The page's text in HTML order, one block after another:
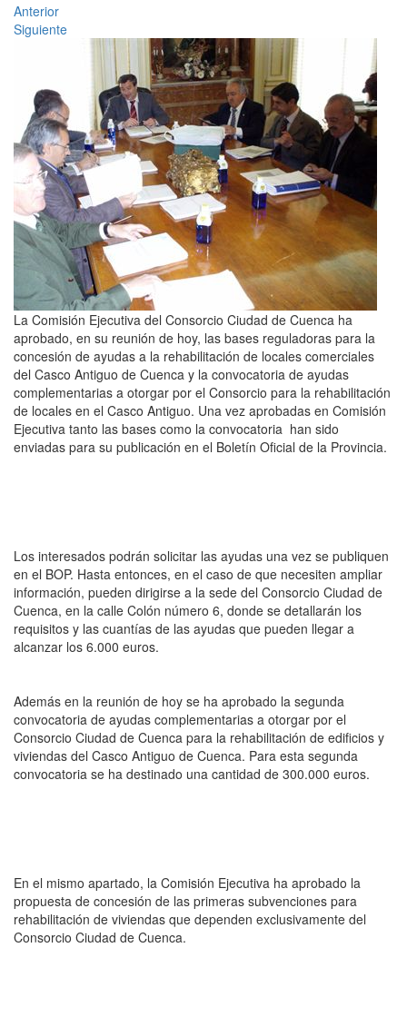
Anterior
Siguiente
La Comisión Ejecutiva del Consorcio Ciudad de Cuenca ha
aprobado, en su reunión de hoy, las bases reguladoras para la
concesión de ayudas a la rehabilitación de locales comerciales
del Casco Antiguo de Cuenca y la convocatoria de ayudas
complementarias a otorgar por el Consorcio para la rehabilitación
de locales en el Casco Antiguo. Una vez aprobadas en Comisión
Ejecutiva tanto las bases como la convocatoria han sido
enviadas para su publicación en el Boletín Oficial de la Provincia.
Los interesados podrán solicitar las ayudas una vez se publiquen
en el BOP. Hasta entonces, en el caso de que necesiten ampliar
información, pueden dirigirse a la sede del Consorcio Ciudad de
Cuenca, en la calle Colón número 6, donde se detallarán los
requisitos y las cuantías de las ayudas que pueden llegar a
alcanzar los 6.000 euros.
Además en la reunión de hoy se ha aprobado la segunda
convocatoria de ayudas complementarias a otorgar por el
Consorcio Ciudad de Cuenca para la rehabilitación de edificios y
viviendas del Casco Antiguo de Cuenca. Para esta segunda
convocatoria se ha destinado una cantidad de 300.000 euros.
En el mismo apartado, la Comisión Ejecutiva ha aprobado la
propuesta de concesión de las primeras subvenciones para
rehabilitación de viviendas que dependen exclusivamente del
Consorcio Ciudad de Cuenca.